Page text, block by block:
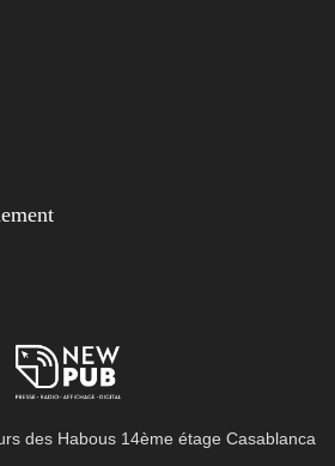
des Habous 14ème étage Casablanca